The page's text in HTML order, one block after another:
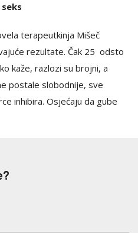
terapeutkinja Mišeč
rezultate. Čak 25 odsto
kaže, razlozi su brojni, a
postale slobodnije, sve
inhibira. Osjećaju da gube
(33)